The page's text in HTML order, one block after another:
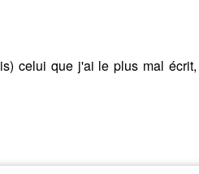
celui que j'ai le plus mal